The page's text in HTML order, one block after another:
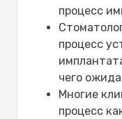
процесс
процесс
чего
Многие
процесс